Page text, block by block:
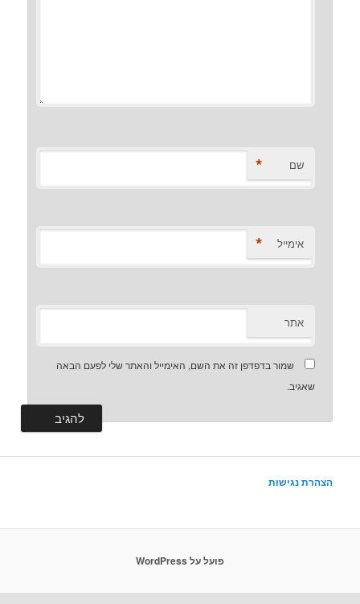
שם *
אימייל *
אתר
שמור בדפדפן זה את השם, האימייל והאתר שלי לפעם הבאה
שאגיב.
הצהרת נגישות
פועל על WordPress